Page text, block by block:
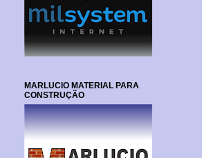
MARLUCIO MATERIAL PARA
CONSTRUÇÃO